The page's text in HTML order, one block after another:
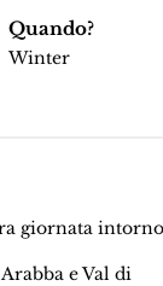
Quando?
Winter
giornata intorno
e Val di